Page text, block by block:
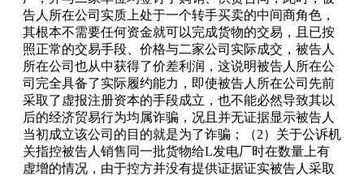
告人所在公司实质上处于一个转手买卖的中间商角色，
其根本不需要任何资金就可以完成货物的交易，且已按
照正常的交易手段、价格与二家公司实际成交，被告人
所在公司也从中获得了价差利润，这说明被告人所在公
司完全具备了实际履约能力，即使被告人所在公司先前
采取了虚报注册资本的手段成立，也不能必然导致其以
后的经济贸易行为均属诈骗，况且并无证据显示被告人
当初成立该公司的目的就是为了诈骗；（2）关于公诉机
关指控被告人销售同一批货物给L发电厂时在数量上有
虚增的情况，由于控方并没有提供证据证实被告人采取